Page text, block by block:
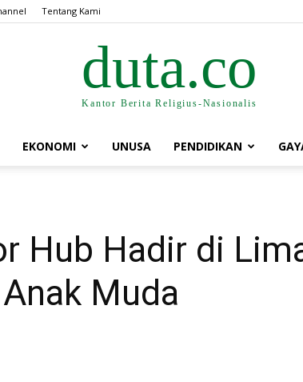
Tentang Kami
duta.co
Kantor Berita Religius-Nasionalis
EKONOMI UNUSA PENDIDIKAN
Hub Hadir di
Muda